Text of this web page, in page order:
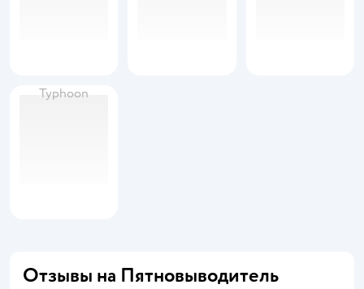
Typhoon
Отзывы на Пятновыводитель